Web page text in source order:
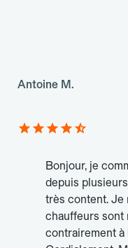
Antoine M.
Bonjour, je
depuis
très content. Je
chauffeurs sont
contrairement